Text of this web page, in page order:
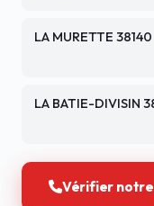
LA MURETTE 38140
LA BATIE-DIVISIN
Vérifier